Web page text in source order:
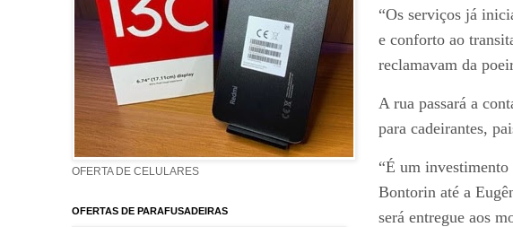
“Os serviços já
e conforto ao
reclamavam da
A rua passará a
para cadeirantes,
“É um
Bontorin até a
será entregue aos
OFERTA DE CELULARES
OFERTAS DE PARAFUSADEIRAS